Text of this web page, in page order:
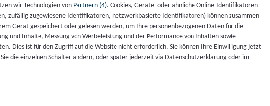
wir Technologien von Partnern (4). Cookies, Geräte- oder ähnliche Online-Identifikatoren
zufällig zugewiesene Identifikatoren, netzwerkbasierte Identifikatoren) können zusammen
Gerät gespeichert oder gelesen werden, um Ihre personenbezogenen Daten für die
und Inhalte, Messung von Werbeleistung und der Performance von Inhalten sowie
Dies ist für den Zugriff auf die Website nicht erforderlich. Sie können Ihre Einwilligung jetzt
die einzelnen Schalter ändern, oder später jederzeit via Datenschutzerklärung oder im